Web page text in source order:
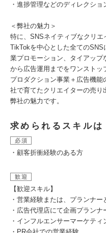
・進捗管理などのディレクショ
＜弊社の魅力＞
特に、SNSネイティブなクリエ
TikTokを中心とした全ての
業プロモーション、タイアッ
から広告運用までをワンストッ
プロダクション事業＋広告機
社で育てたクリエイターの売
弊社の魅力です。
求められるスキルは
必須
・顧客折衝経験のある方
歓迎
【歓迎スキル】
・営業経験または、プランナ
・広告代理店にて企画プラン
・インフルエンサーマーケテ